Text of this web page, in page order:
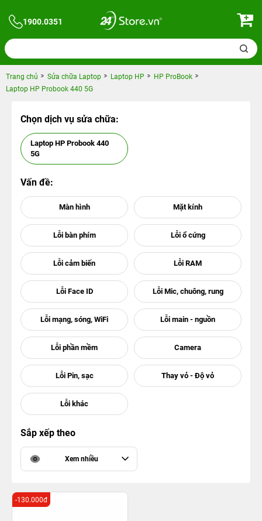
1900.0351
Trang chủ Sửa chữa Laptop Laptop HP
HP ProBook
Laptop HP Probook 440 5G
Chọn dịch vụ sửa chữa:
Laptop HP Probook 440
5G
Vấn đề:
Sắp xếp theo
Xem nhiều
-130.000đ